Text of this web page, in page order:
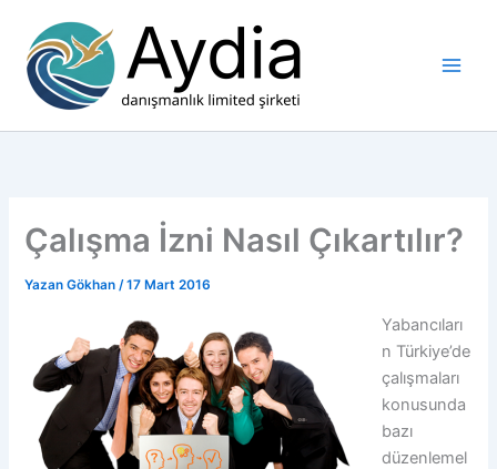
Çalışma İzni Nasıl Çıkartılır?
Yazan Gökhan/17 Mart 2016
Yabancıları
n Türkiye’de
çalışmaları
konusunda
bazı
düzenlemel